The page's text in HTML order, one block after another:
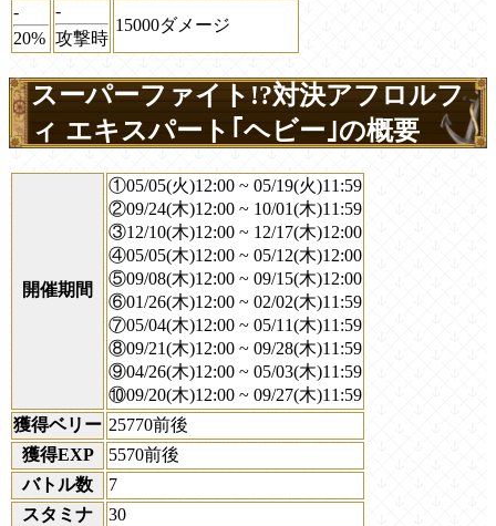
-
20%
-
攻撃時
15000ダメージ
スーパーファイト!?対決アフロルフ
ィ エキスパート｢ヘビー｣の概要
開催期間
①05/05(火)12:00 ~ 05/19(火)11:59
②09/24(木)12:00 ~ 10/01(木)11:59
③12/10(木)12:00 ~ 12/17(木)12:00
④05/05(木)12:00 ~ 05/12(木)12:00
⑤09/08(木)12:00 ~ 09/15(木)12:00
⑥01/26(木)12:00 ~ 02/02(木)11:59
⑦05/04(木)12:00 ~ 05/11(木)11:59
⑧09/21(木)12:00 ~ 09/28(木)11:59
⑨04/26(木)12:00 ~ 05/03(木)11:59
⑩09/20(木)12:00 ~ 09/27(木)11:59
獲得ベリー 25770前後
獲得EXP
5570前後
バトル数
7
スタミナ
30